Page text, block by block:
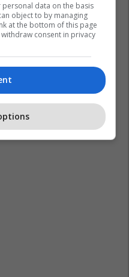
data on the basis
object to by managing
at the bottom of this page
consent in privacy